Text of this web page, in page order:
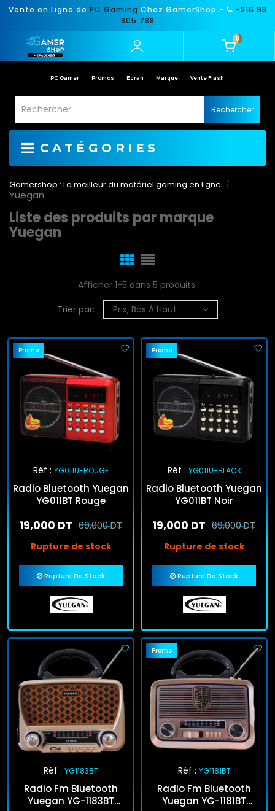
Vente en Ligne de PC Gaming Chez GamerShop -
+216 93
805 788
0
PC Gamer Promos Ecran Marque Vente Flash
Rechercher
CATÉGORIES
Gamershop : Le meilleur du matériel gaming en ligne
Yuegan
Liste des produits par marque
Yuegan
Afficher 1-5 dans 5 produits.
Trier par:
Prix, Bas À Haut
Promo
Réf : YG011U-ROUGE
Radio Bluetooth Yuegan
YG011BT Rouge
69,000 DT
19,000 DT
Rupture de stock
Rupture De Stock
Promo
Réf : YG011U-BLACK
Radio Bluetooth Yuegan
YG011BT Noir
69,000 DT
19,000 DT
Rupture de stock
Rupture De Stock
Réf : YG1183BT
Radio Fm Bluetooth
Yuegan YG-1183BT
Promo
Réf : YG1181BT
Radio Fm Bluetooth
Yuegan YG-1181BT